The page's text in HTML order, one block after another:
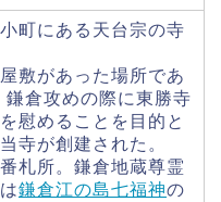
町にある天台宗の寺
敷があった場所であ
倉攻めの際に東勝寺
慰めることを目的と
寺が創建された。
札所。鎌倉地蔵尊霊
鎌倉江の島七福神の